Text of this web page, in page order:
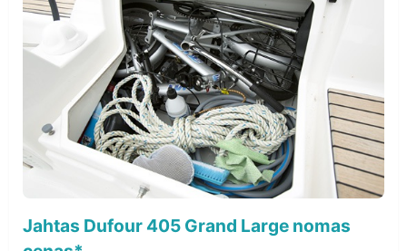
Jahtas Dufour 405 Grand Large nomas